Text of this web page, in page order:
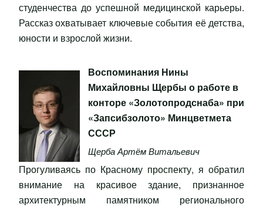
студенчества до успешной медицинской карьеры.
Рассказ охватывает ключевые события её детства,
юности и взрослой жизни.
Воспоминания Нины
Михайловны Щербы о работе в
конторе «Золотопродснаба» при
«Запсибзолото» Минцветмета
СССР
Щерба Артём Витальевич
Прогуливаясь по Красному проспекту, я обратил
внимание на красивое здание, признанное
архитектурным памятником регионального